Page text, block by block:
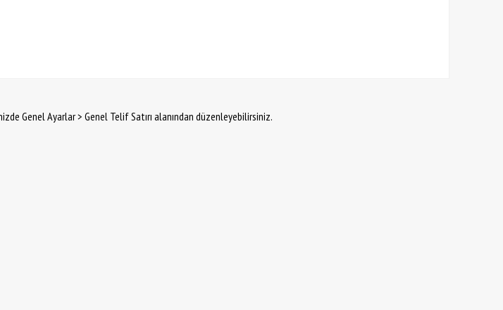
Genel Ayarlar > Genel Telif Satırı alanından düzenleyebilirsiniz.